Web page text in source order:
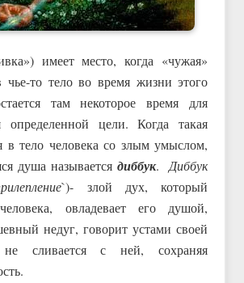
имеет место, когда «чужая»
то тело во время жизни этого
там некоторое время для
определенной цели. Когда такая
в тело человека со злым умыслом,
душа называется диббук. Диббук
`)- злой дух, который
овладевает его душой,
недуг, говорит устами своей
сливается с ней, сохраняя